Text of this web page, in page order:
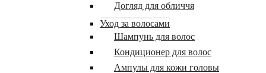
Догляд для обличчя
Уход за волосами
Шампунь для волос
Кондиционер для волос
Ампулы для кожи головы